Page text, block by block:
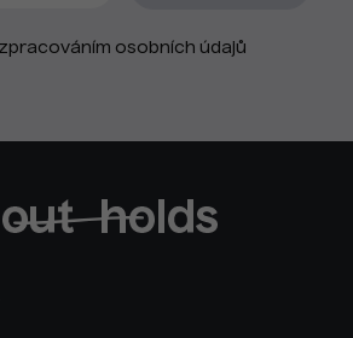
osobních údajů